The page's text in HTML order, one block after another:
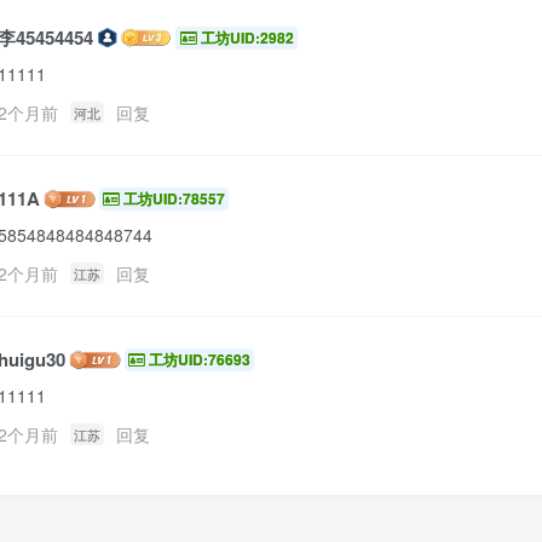
45454454 工坊UID:2982
个月前
河北 回复
工坊UID:78557
个月前
江苏 回复
工坊UID:76693
个月前
江苏 回复